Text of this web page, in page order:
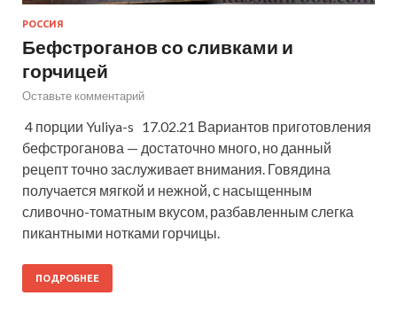
РОССИЯ
Бефстроганов со сливками и
горчицей
Оставьте комментарий
4 порции Yuliya-s 17.02.21 Вариантов приготовления
бефстроганова — достаточно много, но данный
рецепт точно заслуживает внимания. Говядина
получается мягкой и нежной, с насыщенным
сливочно-томатным вкусом, разбавленным слегка
пикантными нотками горчицы.
ПОДРОБНЕЕ